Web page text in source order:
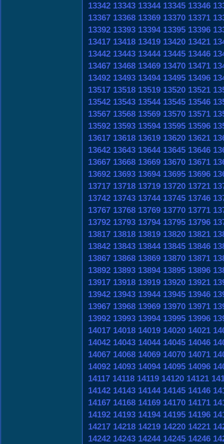
13342 13343 13344 13345 13346
13367 13368 13369 13370 13371
13392 13393 13394 13395 13396
13417 13418 13419 13420 13421
13442 13443 13444 13445 13446
13467 13468 13469 13470 13471
13492 13493 13494 13495 13496
13517 13518 13519 13520 13521
13542 13543 13544 13545 13546
13567 13568 13569 13570 13571
13592 13593 13594 13595 13596
13617 13618 13619 13620 13621
13642 13643 13644 13645 13646
13667 13668 13669 13670 13671
13692 13693 13694 13695 13696
13717 13718 13719 13720 13721
13742 13743 13744 13745 13746
13767 13768 13769 13770 13771
13792 13793 13794 13795 13796
13817 13818 13819 13820 13821
13842 13843 13844 13845 13846
13867 13868 13869 13870 13871
13892 13893 13894 13895 13896
13917 13918 13919 13920 13921
13942 13943 13944 13945 13946
13967 13968 13969 13970 13971
13992 13993 13994 13995 13996
14017 14018 14019 14020 14021
14042 14043 14044 14045 14046
14067 14068 14069 14070 14071
14092 14093 14094 14095 14096
14117 14118 14119 14120 14121
14142 14143 14144 14145 14146
14167 14168 14169 14170 14171
14192 14193 14194 14195 14196
14217 14218 14219 14220 14221
14242 14243 14244 14245 14246